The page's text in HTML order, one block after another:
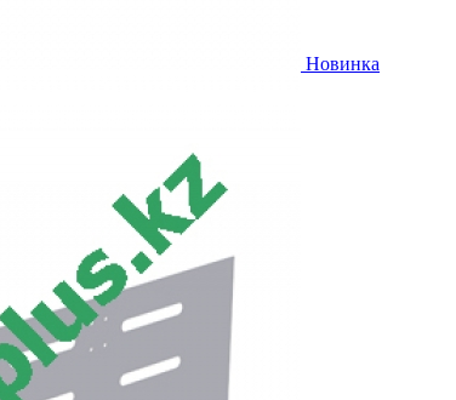
Новинка